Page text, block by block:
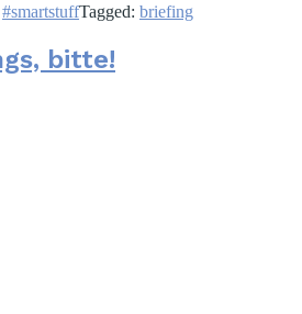
#smartstuffTagged: briefing
bitte!